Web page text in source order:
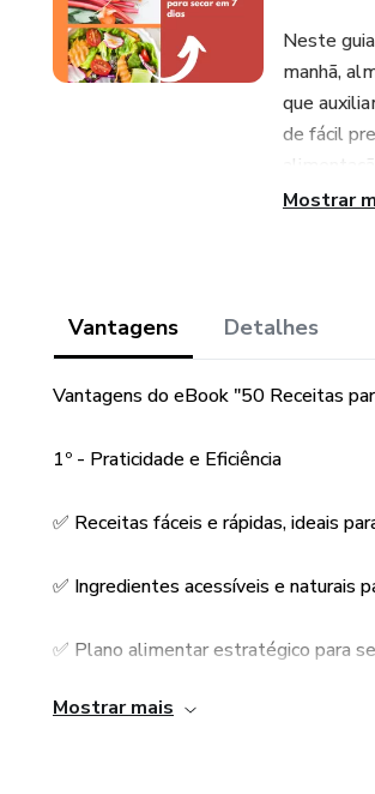
Neste
manhã,
que
de fácil
receita foi
Além
saborosa,
Mostrar
Vantagens Detalhes
Vantagens do eBook "50 Receitas
1º - Praticidade e Eficiência
✅ Receitas fáceis e rápidas, ideais
✅ Ingredientes acessíveis e naturais
✅ Plano alimentar estratégico para
2º - Resultados Visíveis e Sustentáveis
Mostrar mais